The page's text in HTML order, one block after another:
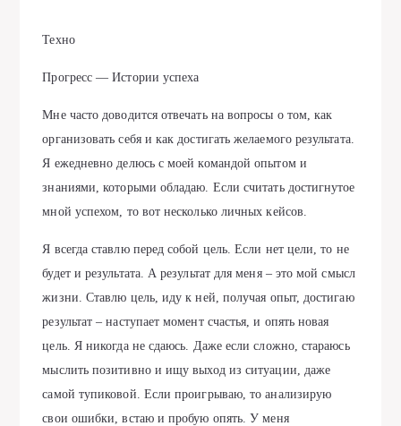
Техно
Прогресс — Истории успеха
Мне часто доводится отвечать на вопросы о том, как
организовать себя и как достигать желаемого результата.
Я ежедневно делюсь с моей командой опытом и
знаниями, которыми обладаю. Если считать достигнутое
мной успехом, то вот несколько личных кейсов.
Я всегда ставлю перед собой цель. Если нет цели, то не
будет и результата. А результат для меня – это мой смысл
жизни. Ставлю цель, иду к ней, получая опыт, достигаю
результат – наступает момент счастья, и опять новая
цель. Я никогда не сдаюсь. Даже если сложно, стараюсь
мыслить позитивно и ищу выход из ситуации, даже
самой тупиковой. Если проигрываю, то анализирую
свои ошибки, встаю и пробую опять. У меня